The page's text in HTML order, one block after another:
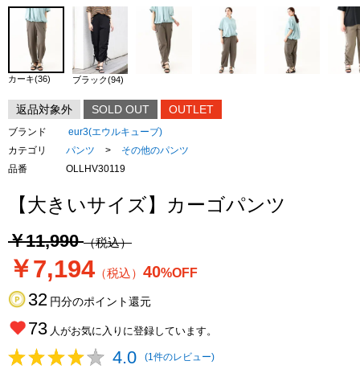
カーキ(36) ブラック(94)
返品対象外 SOLD OUT OUTLET
ブランド
eur3(エウルキューブ)
カテゴリ
パンツ >
その他のパンツ
品番
OLLHV30119
【大きいサイズ】カーゴパンツ
￥11,990（税込）
￥7,194 （税込） 40%OFF
32 円分のポイント還元
73 人がお気に入りに登録しています。
4.0 (1件のレビュー)